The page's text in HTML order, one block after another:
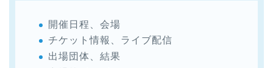
開催日程、会場
チケット情報、ライブ配信
出場団体、結果